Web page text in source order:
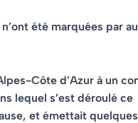
été marquées par
Côte d’Azur à un
lequel s’est déroulé ce
et émettait quelques